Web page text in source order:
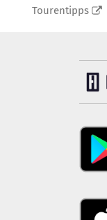
Tourentipps